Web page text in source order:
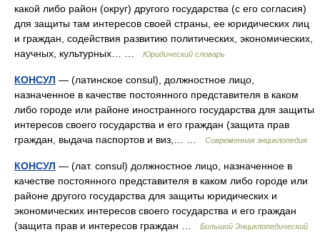
какой либо район (округ) другого государства (с его согласия)
для защиты там интересов своей страны, ее юридических лиц
и граждан, содействия развитию политических, экономических,
научных, культурных… …
Юридический словарь
КОНСУЛ — (латинское consul), должностное лицо,
назначенное в качестве постоянного представителя в каком
либо городе или районе иностранного государства для защиты
интересов своего государства и его граждан (защита прав
граждан, выдача паспортов и виз,… …
Современная энциклопедия
КОНСУЛ — (лат. consul) должностное лицо, назначенное в
качестве постоянного представителя в каком либо городе или
районе другого государства для защиты юридических и
экономических интересов своего государства и его граждан
(защита прав и интересов граждан …
Большой Энциклопедический